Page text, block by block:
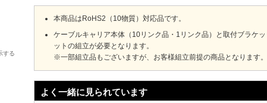
する
本商品はRoHS2（10物質）対応品です。
ケーブルキャリア本体（10リンク品・1リンク品）と取付ブラケ
ットの組立が必要となります。
※一部組立品もございますが、お客様組立前提の商品となります。
よく一緒に見られています